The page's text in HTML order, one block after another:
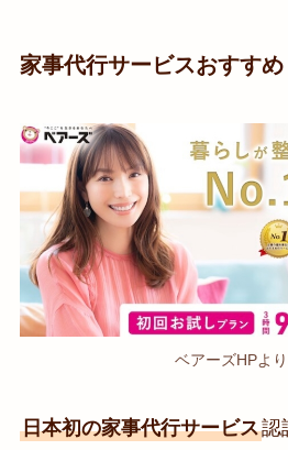
家事代行サービスおすす
ベアーズHPよ
日本初の家事代行サービス認